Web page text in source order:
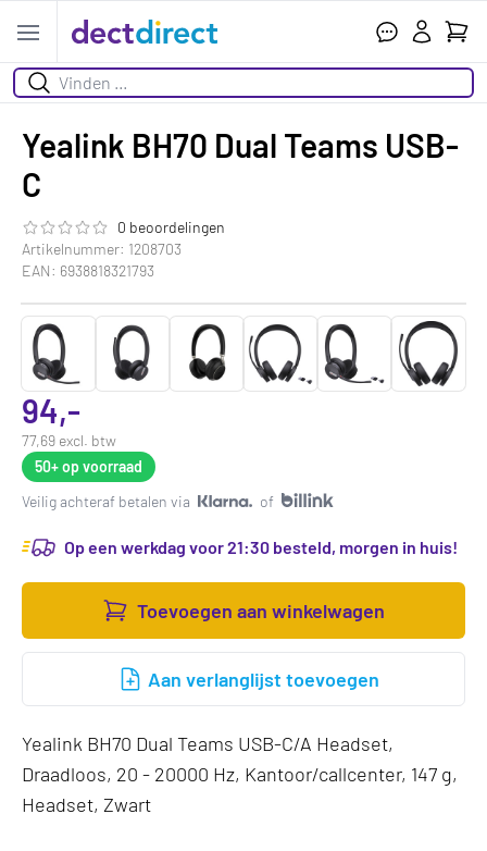
Open menu
Zoeken
Yealink BH70 Dual Teams USB-
C
De beoordeling van dit product is
0 beoordelingen
Artikelnummer: 1208703
EAN: 6938818321793
94,-
77,69 excl. btw
50+op voorraad
Veilig achteraf betalen via
of
Op een werkdag voor 21:30 besteld, morgen in huis!
Toevoegen aan winkelwagen
Aan verlanglijst toevoegen
Yealink BH70 Dual Teams USB-C/A Headset,
Draadloos, 20 - 20000 Hz, Kantoor/callcenter, 147 g,
Headset, Zwart